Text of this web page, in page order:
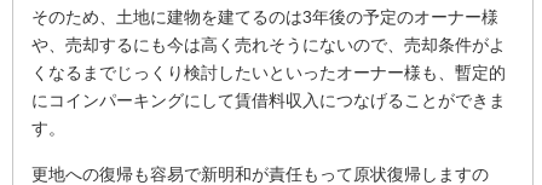
そのため、土地に建物を建てるのは3年後の予定のオーナー様
や、売却するにも今は高く売れそうにないので、売却条件がよ
くなるまでじっくり検討したいといったオーナー様も、暫定的
にコインパーキングにして賃借料収入につなげることができま
す。
更地への復帰も容易で新明和が責任もって原状復帰しますの